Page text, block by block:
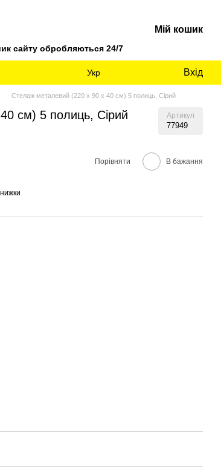
сайту обробляються 24/7
Мій кошик
Укр Вхід
Стелаж металевий (220 х 90 х 40 см) 5 полиць, Сірий
см) 5 полиць, Сірий Артикул
77949
Порівняти В бажання